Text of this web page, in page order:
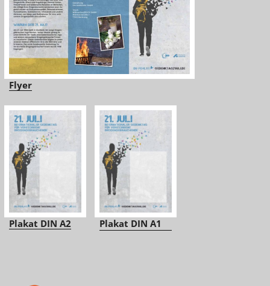
Flyer
Plakat DIN A2 Plakat DIN A1